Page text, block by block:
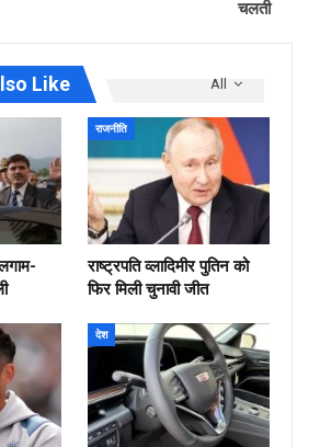
चलती
All
Like
राजनीति
राष्ट्रपति व्लादिमीर पुतिन को
फिर मिली चुनावी जीत
देश